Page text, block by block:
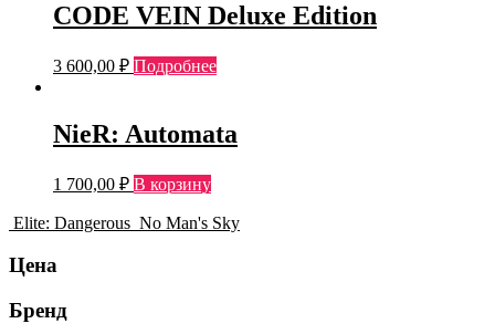
CODE VEIN Deluxe Edition
3 600,00 ₽ Подробнее
NieR: Automata
1 700,00 ₽ В корзину
Elite: Dangerous No Man's Sky
Цена
Бренд